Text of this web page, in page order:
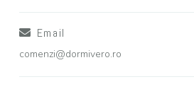
Email
comenzi@dormivero.ro